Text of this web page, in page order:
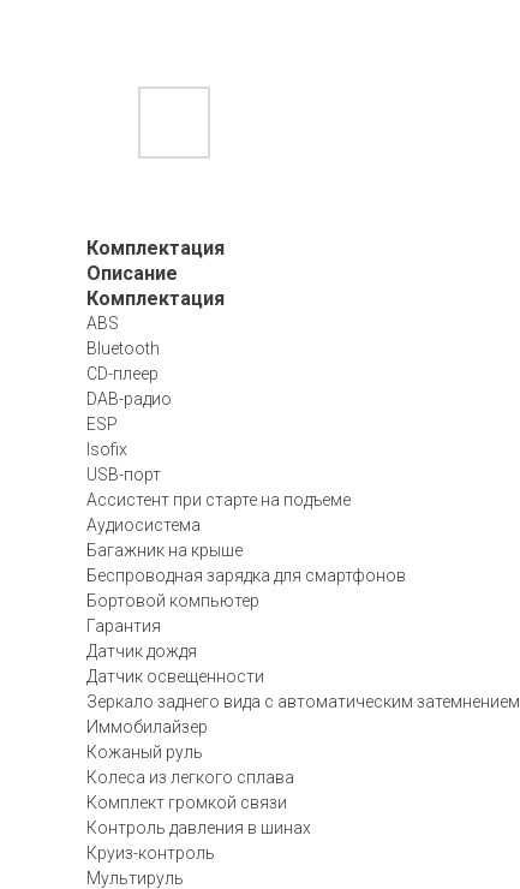
Комплектация
Описание
Комплектация
ABS
Bluetooth
CD-плеер
DAB-радио
ESP
Isofix
USB-порт
Ассистент при старте на подъеме
Аудиосистема
Багажник на крыше
Беспроводная зарядка для смартфонов
Бортовой компьютер
Гарантия
Датчик дождя
Датчик освещенности
Зеркало заднего вида с автоматическим затемнением
Иммобилайзер
Кожаный руль
Колеса из легкого сплава
Комплект громкой связи
Контроль давления в шинах
Круиз-контроль
Мультируль